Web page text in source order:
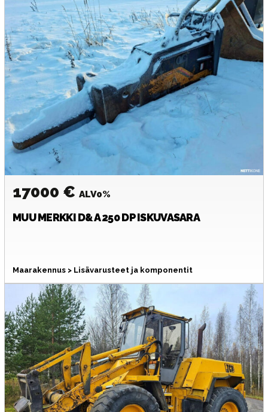
17000 € ALV0%
MUU MERKKID&A 250 DP ISKUVASARA
Maarakennus > Lisävarusteet ja komponentit